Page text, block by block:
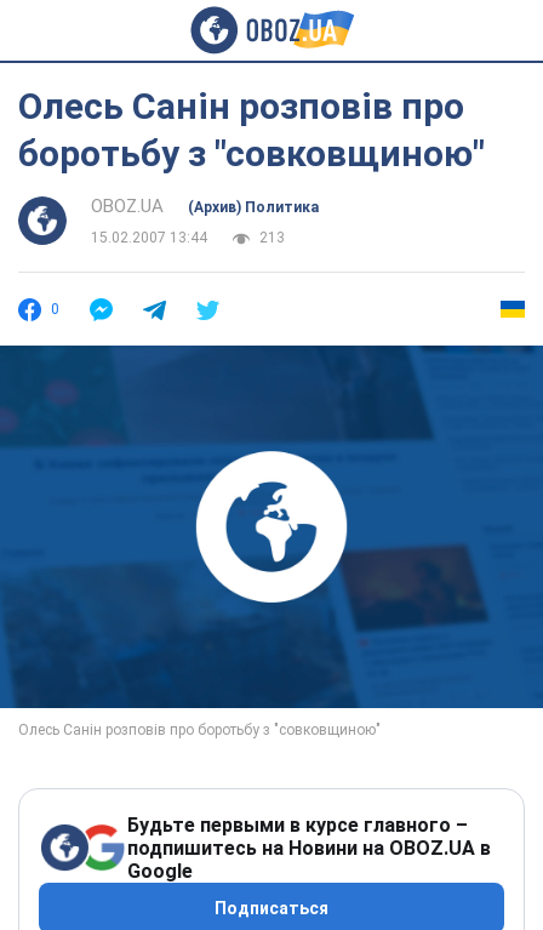
Олесь Санін розповів про
боротьбу з "совковщиною"
OBOZ.UA
(Архив) Политика
15.02.2007 13:44
213
0
Будьте первыми в курсе главного –
подпишитесь на Новини на OBOZ.UA в
Google
Подписаться